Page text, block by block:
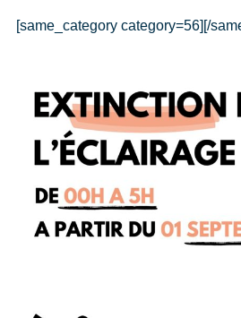
[same_category category=56][/